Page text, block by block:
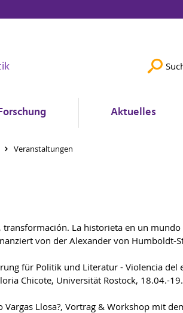
Aktuelles
Veranstaltungen
La historieta en un
von der Alexander von Humboldt-
für Politik und Literatur - Violencia del
Chicote, Universität Rostock, 18.04.-
Llosa?, Vortrag & Workshop mit